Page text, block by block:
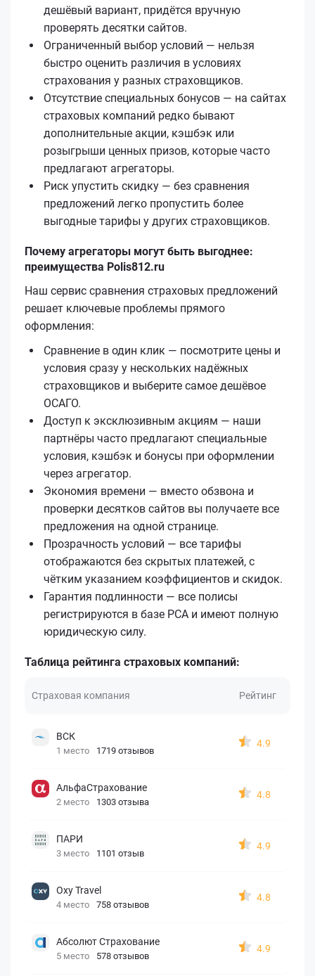
дешёвый вариант, придётся вручную
проверять десятки сайтов.
Ограниченный выбор условий — нельзя
быстро оценить различия в условиях
страхования у разных страховщиков.
Отсутствие специальных бонусов — на сайтах
страховых компаний редко бывают
дополнительные акции, кэшбэк или
розыгрыши ценных призов, которые часто
предлагают агрегаторы.
Риск упустить скидку — без сравнения
предложений легко пропустить более
выгодные тарифы у других страховщиков.
Почему агрегаторы могут быть выгоднее:
преимущества Polis812.ru
Наш сервис сравнения страховых предложений
решает ключевые проблемы прямого
оформления:
Сравнение в один клик — посмотрите цены и
условия сразу у нескольких надёжных
страховщиков и выберите самое дешёвое
ОСАГО.
Доступ к эксклюзивным акциям — наши
партнёры часто предлагают специальные
условия, кэшбэк и бонусы при оформлении
через агрегатор.
Экономия времени — вместо обзвона и
проверки десятков сайтов вы получаете все
предложения на одной странице.
Прозрачность условий — все тарифы
отображаются без скрытых платежей, с
чётким указанием коэффициентов и скидок.
Гарантия подлинности — все полисы
регистрируются в базе РСА и имеют полную
юридическую силу.
Таблица рейтинга страховых компаний:
Страховая компания Рейтинг
ВСК
1 место 1719 отзывов
4.9
АльфаСтрахование
2 место 1303 отзыва
4.8
ПАРИ
3 место 1101 отзыв
4.9
Oxy Travel
4 место 758 отзывов
4.8
Абсолют Страхование
5 место 578 отзывов
4.9